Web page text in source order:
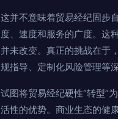
这并不意味着贸易经纪固步
度、速度和服务的广度。这
并未改变。真正的挑战在于
规指导、定制化风险管理等深
试图将贸易经纪硬性“转型”
活性的优势。商业生态的健